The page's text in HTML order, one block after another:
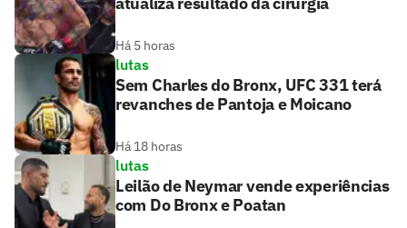
Há 5 horas
lutas
Sem Charles do Bronx, UFC 331 terá
revanches de Pantoja e Moicano
Há 18 horas
lutas
Leilão de Neymar vende experiências
com Do Bronx e Poatan